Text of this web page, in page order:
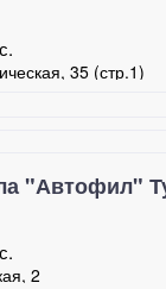
35 (стр.1)
"Автофил"
2